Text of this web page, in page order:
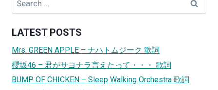
LATEST POSTS
Mrs. GREEN APPLE – ナハトムジーク 歌詞
櫻坂46 – 君がサヨナラ言えたって・・・ 歌詞
BUMP OF CHICKEN – Sleep Walking Orchestra 歌詞